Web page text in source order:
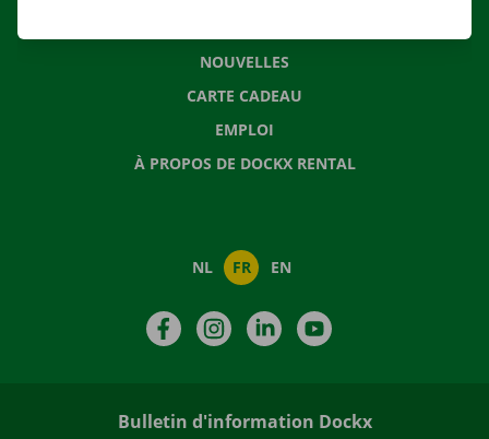
NOUVELLES
CARTE CADEAU
EMPLOI
À PROPOS DE DOCKX RENTAL
NL FR EN
FacebookInstagramLinkedIn
Bulletin d'information Dockx